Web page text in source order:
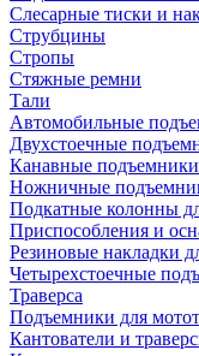
Слесарные тиски и
Струбцины
Стропы
Стяжные ремни
Тали
Автомобильные
Двухстоечные
Канавные подъемники
Ножничные
Подкатные колонны
Приспособления и
Резиновые накладки
Четырехстоечные
Траверса
Подъемники для
Кантователи и